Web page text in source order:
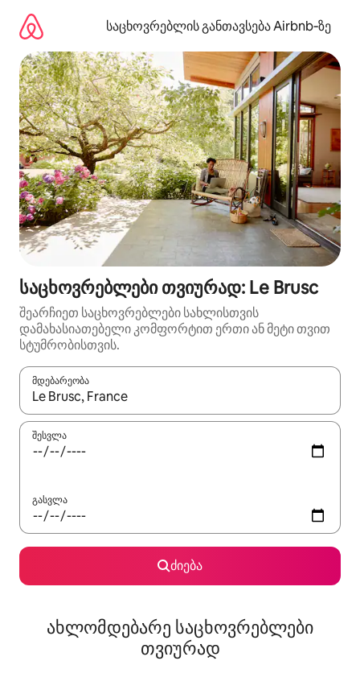
გადასვლა
საცხოვრებლის განთავსება Airbnb‑ზე
საცხოვრებლები თვიურად: Le Brusc
შეარჩიეთ საცხოვრებლები სახლისთვის
დამახასიათებელი კომფორტით ერთი ან მეტი თვით
სტუმრობისთვის.
მდებარეობა
როცა შედეგები ხელმისაწვდომი გახდება, ნავიგაციისთვის
შესვლა
გასვლა
ძიება
ახლომდებარე საცხოვრებლები
თვიურად